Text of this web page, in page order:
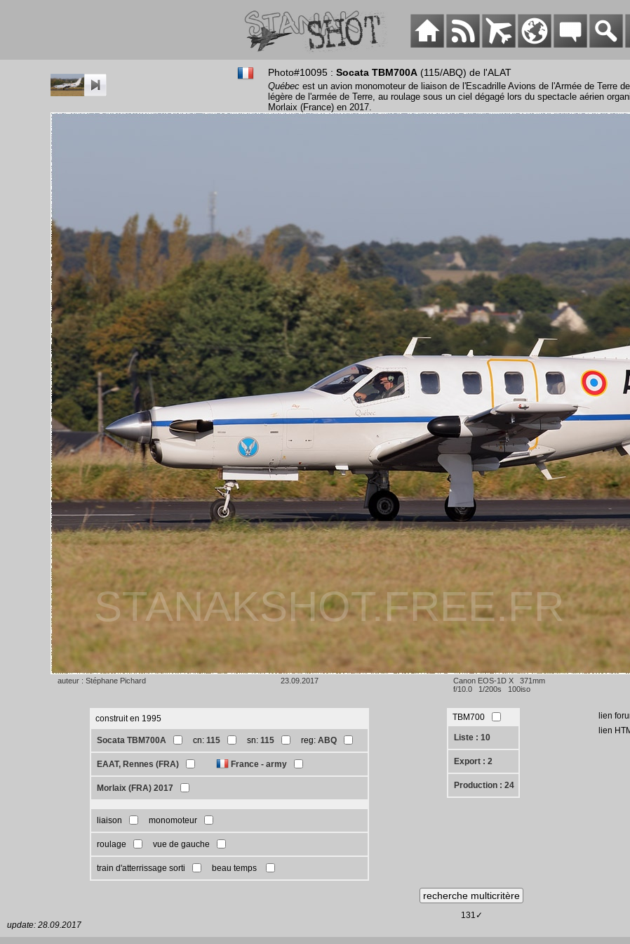
Photo#10095 : Socata TBM700A (115/ABQ) de l'ALAT
Québec est un avion monomoteur de liaison de l'Escadrille Avions de l'Armée de Terre
légère de l'armée de Terre, au roulage sous un ciel dégagé lors du spectacle aérien
Morlaix (France) en 2017.
STANAKSHOT.FREE.FR
auteur : Stéphane Pichard 23.09.2017
Canon EOS-1D X 371mm
f/10.0 1/200s 100iso
construit en 1995
Socata TBM700A cn: 115 sn: 115 reg: ABQ
EAAT, Rennes (FRA) France - army
Morlaix (FRA) 2017
liaison monomoteur
roulage vue de gauche
train d'atterrissage sorti beau temps
TBM700
Liste : 10
Export : 2
Production : 24
lien
lien
131✓
update: 28.09.2017